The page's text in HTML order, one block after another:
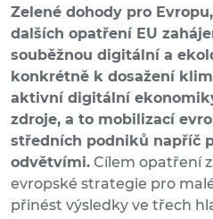
Zelené dohody pro
dalších opatření EU
souběžnou digitální a
konkrétně k dosažení
aktivní digitální
zdroje, a to mobilizací
středních podniků napříč
odvětvími. Cílem opatření
evropské strategie pro
přinést výsledky ve třech